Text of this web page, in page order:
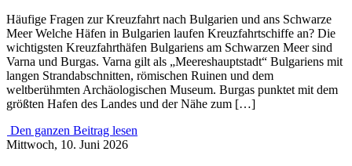
Häufige Fragen zur Kreuzfahrt nach Bulgarien und ans Schwarze
Meer Welche Häfen in Bulgarien laufen Kreuzfahrtschiffe an? Die
wichtigsten Kreuzfahrthäfen Bulgariens am Schwarzen Meer sind
Varna und Burgas. Varna gilt als „Meereshauptstadt“ Bulgariens mit
langen Strandabschnitten, römischen Ruinen und dem
weltberühmten Archäologischen Museum. Burgas punktet mit dem
größten Hafen des Landes und der Nähe zum […]
Den ganzen Beitrag lesen
Mittwoch, 10. Juni 2026